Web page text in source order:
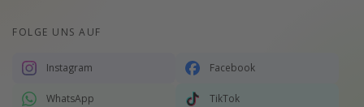
FOLGE UNS AUF
Instagram Facebook
WhatsApp TikTok